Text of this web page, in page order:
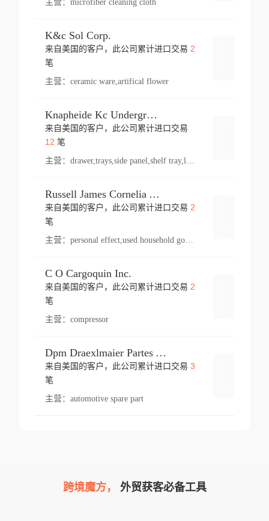
主营： microfiber cleaning cloth
K&c Sol Corp.
来自美国的客户，此公司累计进口交易 2
笔
主营： ceramic ware,artifical flower
Knapheide Kc Underground
来自美国的客户，此公司累计进口交易
12 笔
主营：
Russell James Cornelia Arlington Va
来自美国的客户，此公司累计进口交易 2
笔
主营： personal effect,used household goods
C O Cargoquin Inc.
来自美国的客户，此公司累计进口交易 2
笔
主营： compressor
Dpm Draexlmaier Partes Automotrices Corr Ind Huejotzingo
来自美国的客户，此公司累计进口交易 3
笔
主营： automotive spare part
跨境魔方， 外贸获客必备工具